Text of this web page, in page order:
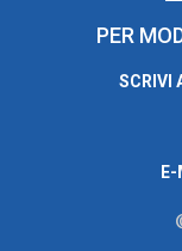
PER
SCRIVI